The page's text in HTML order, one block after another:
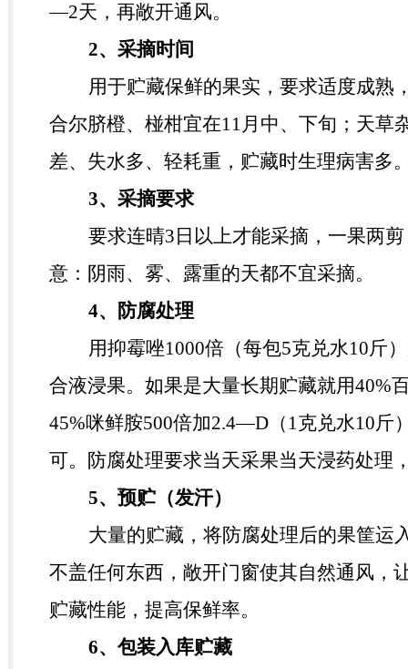
—2天，再敞开通风。
2、采摘时间
用于贮藏保鲜的果实，要求适度成熟
合尔脐橙、 椪柑宜在11月中、下旬；天草
差、失水多、轻耗重，贮藏时生理病害多
3、采摘要求
要求连晴3 日以上才能采摘，一果两
意：阴雨、雾、露重的天都不宜采摘。
4、防腐处理
用抑霉唑1000倍（每包5克兑水10斤
合液浸果。如果是大量长期贮藏就用40%
45%咪鲜胺500倍加2.4—D （ 1克兑水10斤
可。防腐处理要求当天采果当天浸药处理
5、预贮（发汗）
大量的贮藏，将防腐处理后的果筐运
不盖任何东西，敞开门窗使其自然通风，
贮藏性能，提高保鲜率。
6、包装入库贮藏